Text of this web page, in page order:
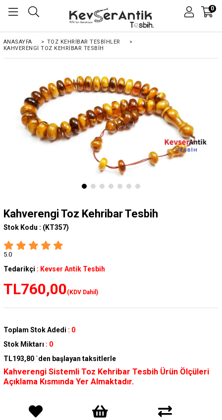
0
ANASAYFA > TOZ KEHRIBAR TESBIHLER
>
KAHVERENGI TOZ KEHRIBAR TESBIH
Kahverengi Toz Kehribar Tesbih
Stok Kodu : (KT357)
5.0
Tedarikçi : Kevser Antik Tesbih
TL760,00(KDV Dahil)
Toplam Stok Adedi : 0
Stok Miktarı : 0
TL193,80 `den başlayan taksitlerle
Kahverengi Sistemli Toz Kehribar Tesbih Ürün Ölçüleri
Açıklama Kısmında Yer Almaktadır.